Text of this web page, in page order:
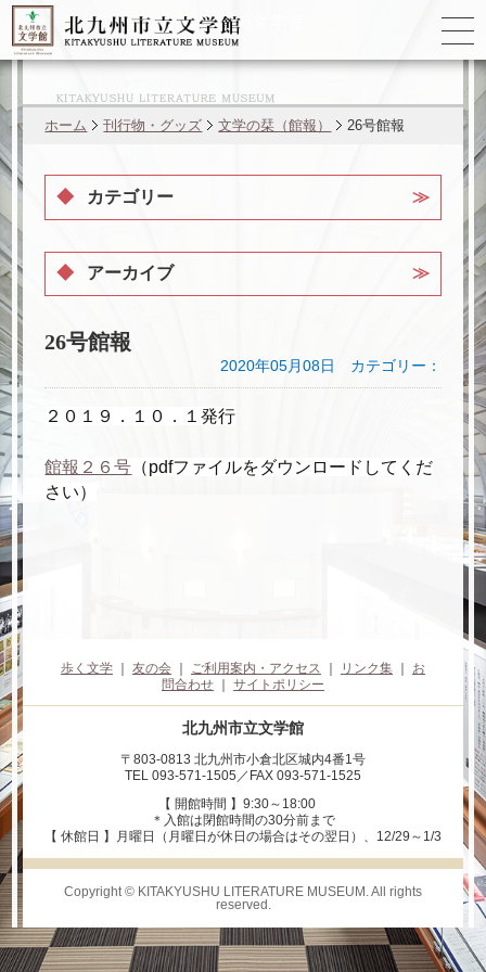
ゆかりの
ホーム 刊行物・グッズ 文学の栞（館報） 26号館報
26号館報
2020年05月08日 カテゴリー：
２０１９．１０．１発行
館報２６号 （pdfファイルをダウンロードしてくだ
さい）
カテゴリー
アーカイブ
歩く文学 友の会 ご利用案内・アクセス リンク集
お
問合わせ
サイトポリシー
北九州市立文学館
〒803-0813 北九州市小倉北区城内4番1号
TEL 093-571-1505／FAX 093-571-1525
【 開館時間 】9:30～18:00
＊入館は閉館時間の30分前まで
【 休館日 】月曜日（月曜日が休日の場合はその翌日）、12/29～1/3
Copyright © KITAKYUSHU LITERATURE MUSEUM. All rights
reserved.